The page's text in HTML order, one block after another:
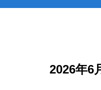
2026年6